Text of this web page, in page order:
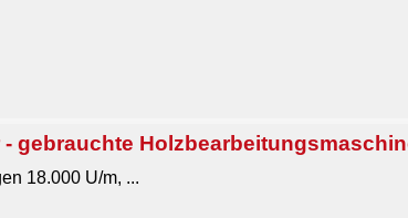
- gebrauchte
18.000 U/m, ...